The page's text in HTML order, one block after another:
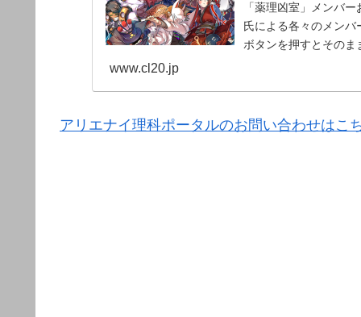
「薬理凶室」メンバ
氏による各々のメン
ボタンを押すとそのま
www.cl20.jp
アリエナイ理科ポータルのお問い合わせはこ